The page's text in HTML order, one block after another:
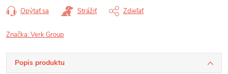
Opýtať sa Strážiť Zdieľať
Značka:Verk Group
Popis produktu